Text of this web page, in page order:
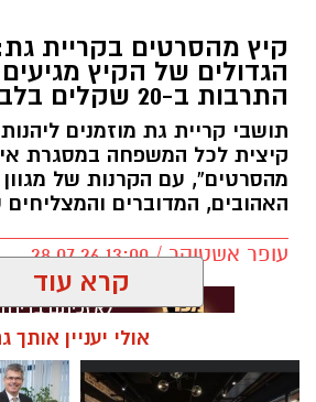
קיץ מהסרטים בקריית
הגדולים של הקיץ
התרבות ב-20 שקלים בלבד
תושבי קריית גת מוזמנים
קיצית לכל המשפחה במסגרת
מהסרטים”, עם הקרנות של
האהובים, המדוברים
עופר אשטוקר / 13:00 28.07.26
קרא עוד
אולי יעניין אותך